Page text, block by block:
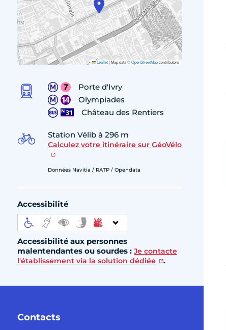
Leaflet|Map data ©OpenStreetMapcontributors
Porte d'Ivry
Olympiades
Château des Rentiers
Station Vélib à 296 m
Calculez votre itinéraire sur GéoVélo
Données Navitia / RATP / Opendata
Accessibilité
Accessibilité aux personnes
malentendantes ou sourdes : Je contacte
l'établissement via la solution dédiée
.
Contacts